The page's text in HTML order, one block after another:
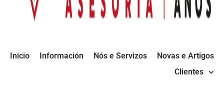
Inicio Información Nós e Servizos
Novas e Artigos
Clientes